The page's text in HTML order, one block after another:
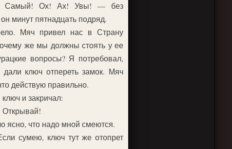
Ох! Ах! Увы! — без
минут пятнадцать подряд.
Мяч привел нас в Страну
же мы должны стоять у ее
вопросы? Я потребовал,
ключ отпереть замок. Мяч
действую правильно.
и закричал:
ясно, что надо мной смеются.
сумею, ключ тут же отопрет